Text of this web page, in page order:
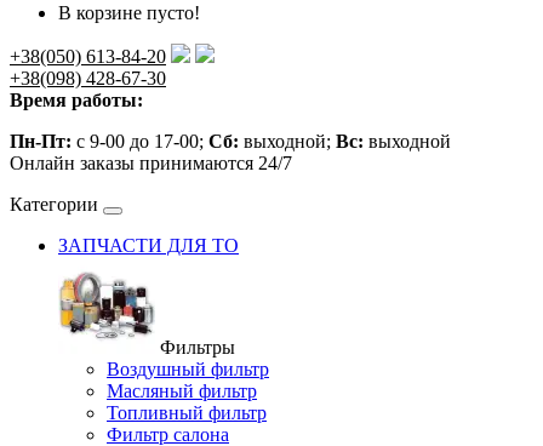
В корзине пусто!
+38(050) 613-84-20
+38(098) 428-67-30
Время работы:
Пн-Пт: с 9-00 до 17-00; Сб: выходной; Вс: выходной
Онлайн заказы принимаются 24/7
Категории
ЗАПЧАСТИ ДЛЯ ТО
Фильтры
Воздушный фильтр
Масляный фильтр
Топливный фильтр
Фильтр салона